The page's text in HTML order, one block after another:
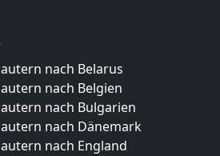
nach Belarus
nach Belgien
nach Bulgarien
nach Dänemark
nach England